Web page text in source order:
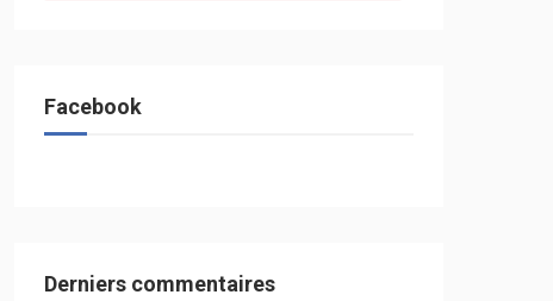
Facebook
Derniers commentaires